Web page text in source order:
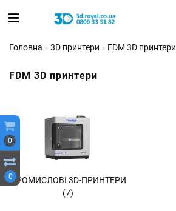
0
0
Головна 3D принтери FDM 3D принтери
FDM 3D принтери
ПРОМИСЛОВІ 3D-ПРИНТЕРИ
(7)